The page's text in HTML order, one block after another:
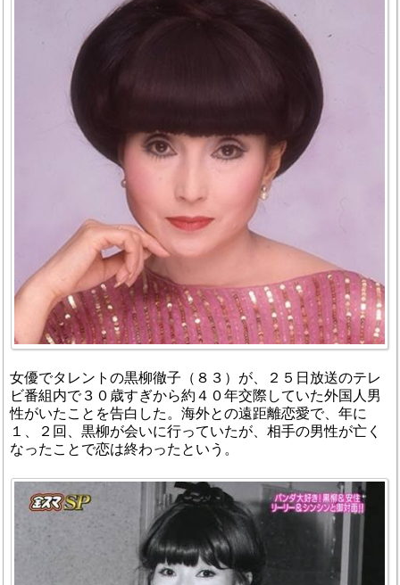
女優でタレントの黒柳徹子（８３）が、２５日放送のテレ
ビ番組内で３０歳すぎから約４０年交際していた外国人男
性がいたことを告白した。海外との遠距離恋愛で、年に
１、２回、黒柳が会いに行っていたが、相手の男性が亡く
なったことで恋は終わったという。